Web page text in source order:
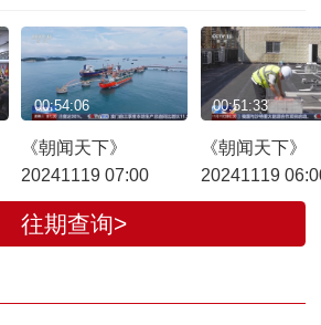
《朝闻天下》
20241119 07:00
00:54:06
《朝闻天下》
20241119
00:51:33
往期查询>